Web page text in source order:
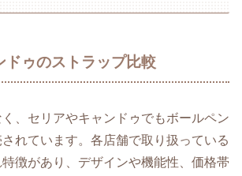
ドゥのストラップ比較
、セリアやキャンドゥでもボールペン
れています。各店舗で取り扱っている
徴があり、デザインや機能性、価格帯